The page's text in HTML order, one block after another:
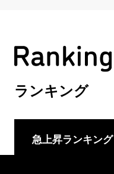
ランキング
急上昇ランキング